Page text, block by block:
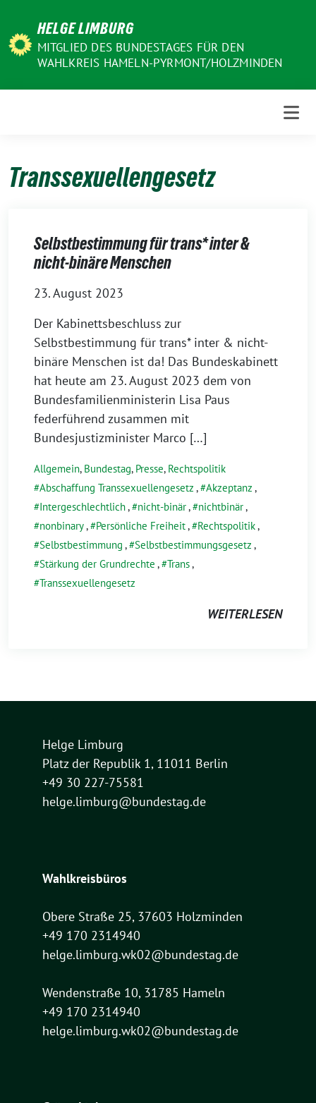
Inhalt
HELGE LIMBURG
MITGLIED DES BUNDESTAGES FÜR DEN
WAHLKREIS HAMELN-PYRMONT/HOLZMINDEN
Transsexuellengesetz
Selbstbestimmung für trans* inter &
nicht-binäre Menschen
23. August 2023
Der Kabinettsbeschluss zur
Selbstbestimmung für trans* inter & nicht-
binäre Menschen ist da! Das Bundeskabinett
hat heute am 23. August 2023 dem von
Bundesfamilienministerin Lisa Paus
federführend zusammen mit
Bundesjustizminister Marco […]
Allgemein, Bundestag, Presse, Rechtspolitik
Abschaffung Transsexuellengesetz , Akzeptanz ,
Intergeschlechtlich, nicht-binär, nichtbinär,
nonbinary, Persönliche Freiheit, Rechtspolitik,
Selbstbestimmung , Selbstbestimmungsgesetz ,
Stärkung der Grundrechte , Trans,
Transsexuellengesetz
WEITERLESEN
Helge Limburg
Platz der Republik 1, 11011 Berlin
+49 30 227-75581
helge.limburg@bundestag.de
Wahlkreisbüros
Obere Straße 25, 37603 Holzminden
+49 170 2314940
helge.limburg.wk02@bundestag.de
Wendenstraße 10, 31785 Hameln
+49 170 2314940
helge.limburg.wk02@bundestag.de